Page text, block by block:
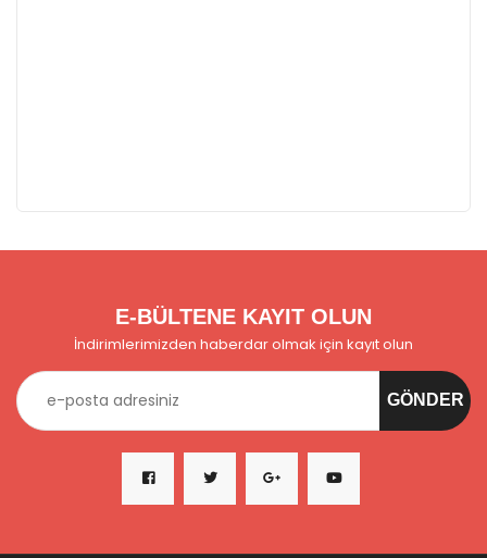
E-BÜLTENE KAYIT OLUN
İndirimlerimizden haberdar olmak için kayıt olun